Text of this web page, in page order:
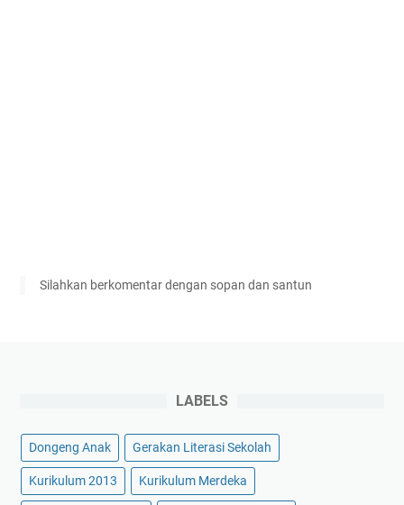
Silahkan berkomentar dengan sopan dan santun
LABELS
Dongeng Anak Gerakan Literasi Sekolah
Kurikulum 2013 Kurikulum Merdeka